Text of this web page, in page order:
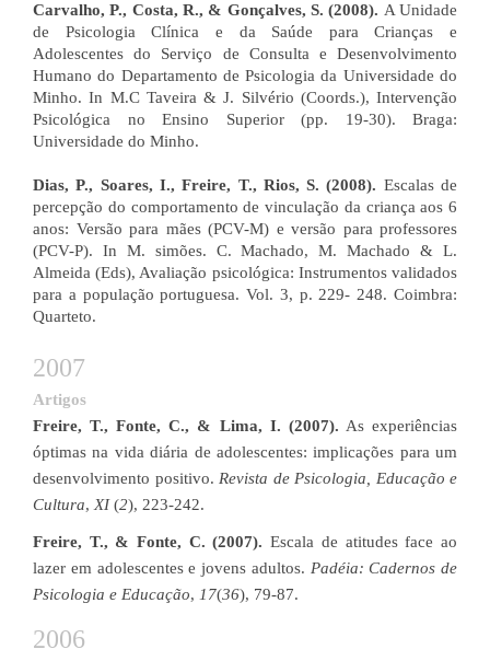
Carvalho, P., Costa, R., & Gonçalves, S. (2008). A Unidade
de Psicologia Clínica e da Saúde para Crianças e
Adolescentes do Serviço de Consulta e Desenvolvimento
Humano do Departamento de Psicologia da Universidade do
Minho. In M.C Taveira & J. Silvério (Coords.), Intervenção
Psicológica no Ensino Superior (pp. 19-30). Braga:
Universidade do Minho.
Dias, P., Soares, I., Freire, T., Rios, S. (2008). Escalas de
percepção do comportamento de vinculação da criança aos 6
anos: Versão para mães (PCV-M) e versão para professores
(PCV-P). In M. simões. C. Machado, M. Machado & L.
Almeida (Eds), Avaliação psicológica: Instrumentos validados
para a população portuguesa. Vol. 3, p. 229- 248. Coimbra:
Quarteto.​
2007
Artigos
Freire, T., Fonte, C., & Lima, I. (2007). As experiências
óptimas na vida diária de adolescentes: implicações para um
desenvolvimento positivo. Revista de Psicologia, Educação e
Cultura, XI(2), 223-242.
Freire, T., & Fonte, C. (2007). Escala de atitudes face ao
lazer em adolescentes e jovens adultos. Padéia: Cadernos de
Psicologia e Educação, 17(36), 79-87.
2006